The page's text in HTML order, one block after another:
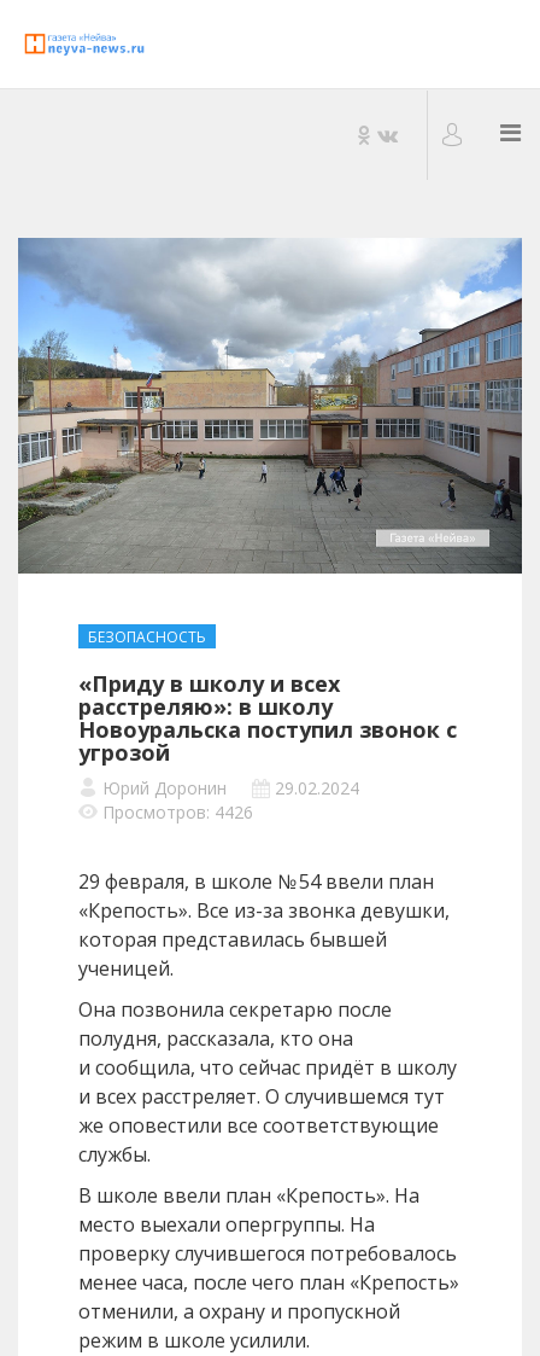
БЕЗОПАСНОСТЬ
«Приду в школу и всех
расстреляю»: в школу
Новоуральска поступил звонок с
угрозой
Юрий Доронин
29.02.2024
Просмотров: 4426
29 февраля, в школе № 54 ввели план
«Крепость». Все из-за звонка девушки,
которая представилась бывшей
ученицей.
Она позвонила секретарю после
полудня, рассказала, кто она
и сообщила, что сейчас придёт в школу
и всех расстреляет. О случившемся тут
же оповестили все соответствующие
службы.
В школе ввели план «Крепость». На
место выехали опергруппы. На
проверку случившегося потребовалось
менее часа, после чего план «Крепость»
отменили, а охрану и пропускной
режим в школе усилили.